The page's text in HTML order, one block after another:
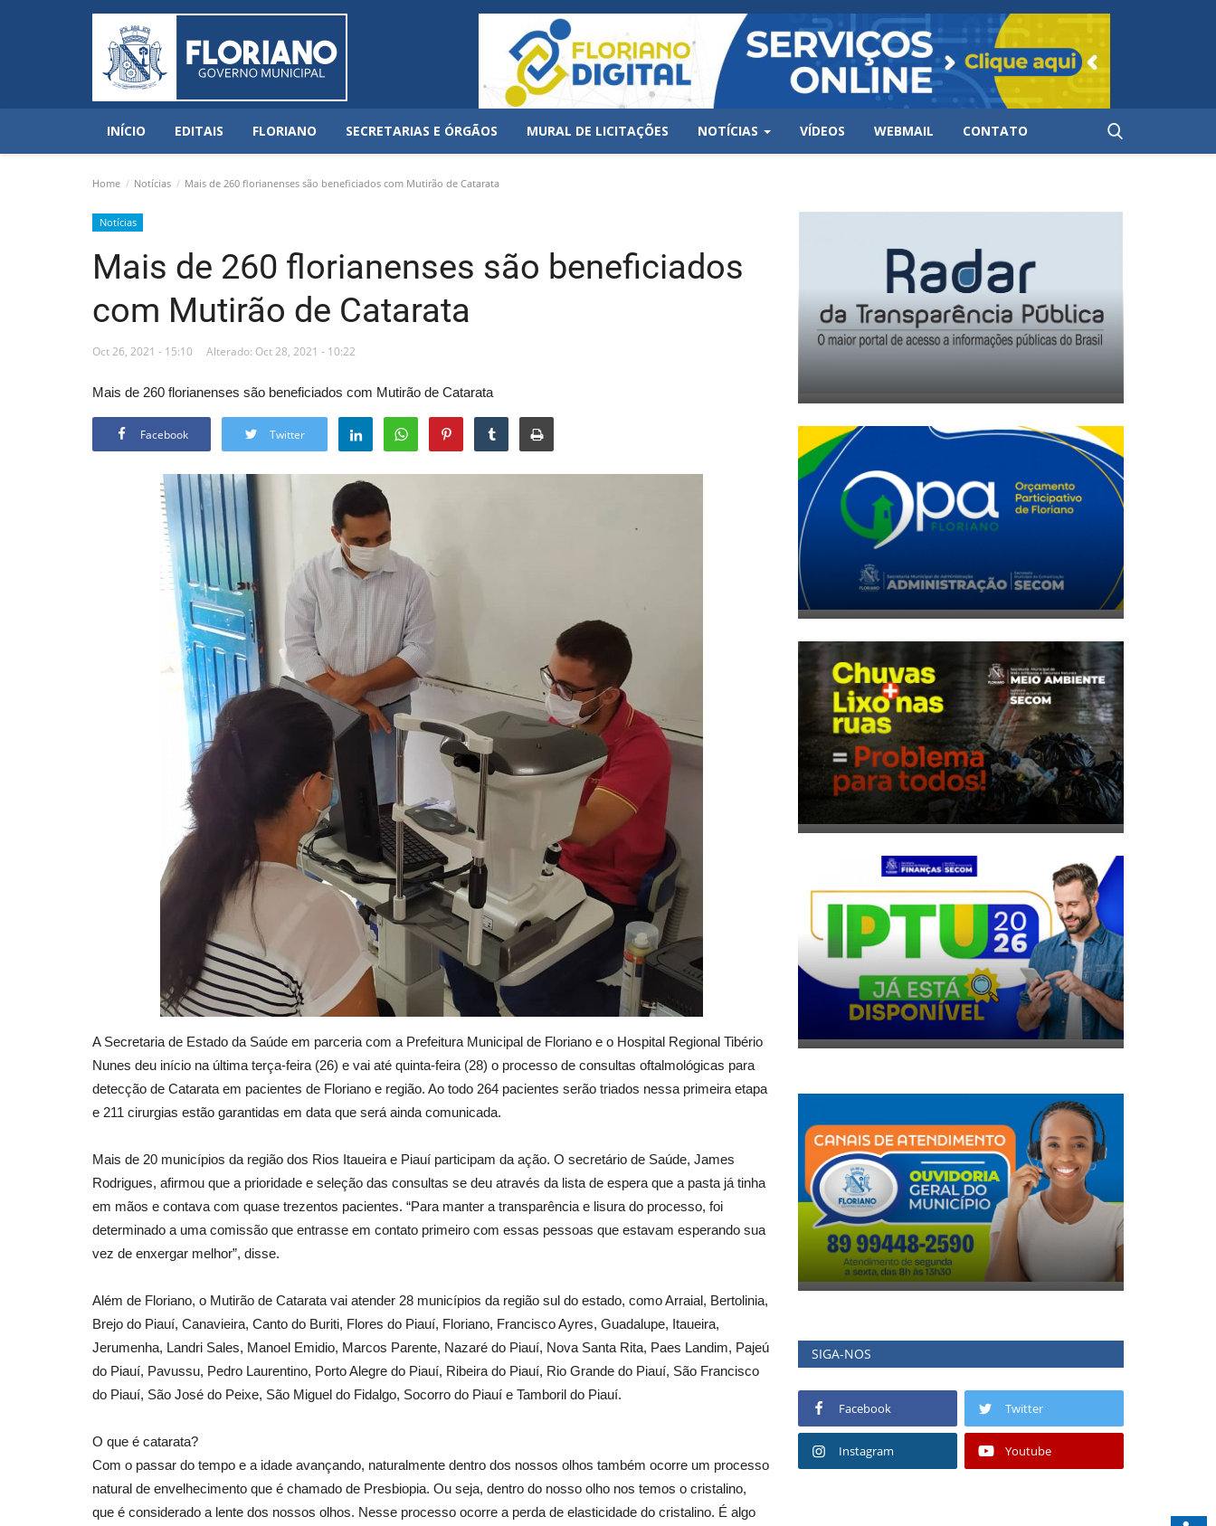
INÍCIO EDITAIS FLORIANO SECRETARIAS E ÓRGÃOS MURAL DE LICITAÇÕES NOTÍCIAS VÍDEOS WEBMAIL CONTATO
Home Notícias Mais de 260 florianenses são beneficiados com Mutirão de Catarata
Notícias
Mais de 260 florianenses são beneficiados
com Mutirão de Catarata
Oct 26, 2021 - 15:10 Alterado: Oct 28, 2021 - 10:22
Mais de 260 florianenses são beneficiados com Mutirão de Catarata
Facebook Twitter
A Secretaria de Estado da Saúde em parceria com a Prefeitura Municipal de Floriano e o Hospital Regional Tibério
Nunes deu início na última terça-feira (26) e vai até quinta-feira (28) o processo de consultas oftalmológicas para
detecção de Catarata em pacientes de Floriano e região. Ao todo 264 pacientes serão triados nessa primeira etapa
e 211 cirurgias estão garantidas em data que será ainda comunicada.
Mais de 20 municípios da região dos Rios Itaueira e Piauí participam da ação. O secretário de Saúde, James
Rodrigues, afirmou que a prioridade e seleção das consultas se deu através da lista de espera que a pasta já tinha
em mãos e contava com quase trezentos pacientes. “Para manter a transparência e lisura do processo, foi
determinado a uma comissão que entrasse em contato primeiro com essas pessoas que estavam esperando sua
vez de enxergar melhor”, disse.
Além de Floriano, o Mutirão de Catarata vai atender 28 municípios da região sul do estado, como Arraial, Bertolinia,
Brejo do Piauí, Canavieira, Canto do Buriti, Flores do Piauí, Floriano, Francisco Ayres, Guadalupe, Itaueira,
Jerumenha, Landri Sales, Manoel Emidio, Marcos Parente, Nazaré do Piauí, Nova Santa Rita, Paes Landim, Pajeú
do Piauí, Pavussu, Pedro Laurentino, Porto Alegre do Piauí, Ribeira do Piauí, Rio Grande do Piauí, São Francisco
do Piauí, São José do Peixe, São Miguel do Fidalgo, Socorro do Piauí e Tamboril do Piauí.
O que é catarata?
Com o passar do tempo e a idade avançando, naturalmente dentro dos nossos olhos também ocorre um processo
natural de envelhecimento que é chamado de Presbiopia. Ou seja, dentro do nosso olho nos temos o cristalino,
que é considerado a lente dos nossos olhos. Nesse processo ocorre a perda de elasticidade do cristalino. É algo
SIGA-NOS
Facebook Twitter
Instagram Youtube